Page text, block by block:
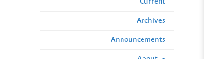
Archives
Announcements